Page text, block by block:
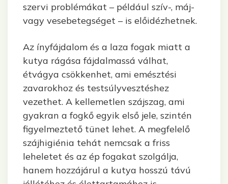
szervi problémákat – például szív-, máj-
vagy vesebetegséget – is előidézhetnek.
Az ínyfájdalom és a laza fogak miatt a
kutya rágása fájdalmassá válhat,
étvágya csökkenhet, ami emésztési
zavarokhoz és testsúlyvesztéshez
vezethet. A kellemetlen szájszag, ami
gyakran a fogkő egyik első jele, szintén
figyelmeztető tünet lehet. A megfelelő
szájhigiénia tehát nemcsak a friss
leheletet és az ép fogakat szolgálja,
hanem hozzájárul a kutya hosszú távú